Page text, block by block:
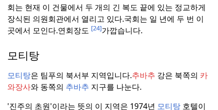
회는 현재 이 건물에서 두 개의 긴 복도 끝에 있는 정교하게
장식된 의원회관에서 열리고 있다.국회는 일 년에 두 번 이
곳에서 모인다.연회장도 [24]가깝습니다.
모티탕
모티탕은 팀푸의 북서부 지역입니다.추바추 강은 북쪽의 카
와장사와 동쪽의 추바추 지구를 나눈다.
'진주의 초원'이라는 뜻의 이 지역은 1974년 모티탕 호텔이